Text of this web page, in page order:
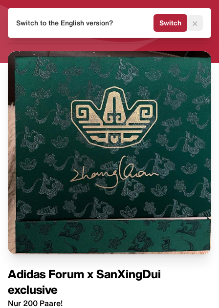
MVMNT
Adidas Forum x SanXingDui
exclusive
Nur 200 Paare!
Switch to the English version? Switch ×